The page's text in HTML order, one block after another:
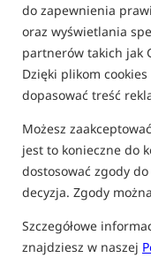
do zapewnienia
oraz wyświetlania
partnerów takich jak
Dzięki plikom
dopasować treść
Możesz
jest to konieczne do
dostosować zgody
decyzja. Zgody
Szczegółowe
znajdziesz w naszej
Promocja
Mainline ISO Fish Shelf
Boilies
Kulki zanętowe serii ISO
60,99